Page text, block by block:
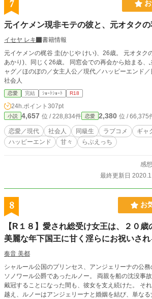
7
元イケメン現非モテの彼と、元オタクの
イセヤ レキ
書籍情報
元イケメンの梶谷 圭(かじや けい)、26歳。 元オタク
あかり)、同じく26歳。 同窓会での再会から始まる、ふ
ャグ／ほのぼの／女主人公／現代／ハッピーエンド
社会人
恋愛 完結 ｼｮｰﾄｼｮｰﾄ R18
24h.ポイント 307pt
小説 4,657 位 / 228,834件 恋愛 2,380 位 / 66,375
恋愛／現代 社会人 同級生 ラブコメ ギャ
ハッピーエンド
甘々 らぶえっち
感
最終更新日
8 お
【R１８】愛され総受け女王は、２０
美麗な年下国王に甘く淫らにお祝いされ
奏音 美都
シャルール公国のプリンセス、アンジェリーナの公
ソノワール公爵であったルノー。 両親を船の沈没事
戴冠することになった間も、彼女を支え続けた。 そ
越え、ルノーはアンジェリーナと婚姻を結び、単なる